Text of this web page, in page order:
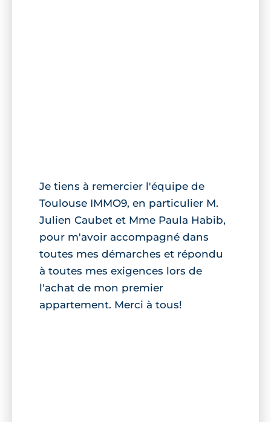
Je tiens à remercier l'équipe de
Toulouse IMMO9, en particulier M.
Julien Caubet et Mme Paula Habib,
pour m'avoir accompagné dans
toutes mes démarches et répondu
à toutes mes exigences lors de
l'achat de mon premier
appartement. Merci à tous!